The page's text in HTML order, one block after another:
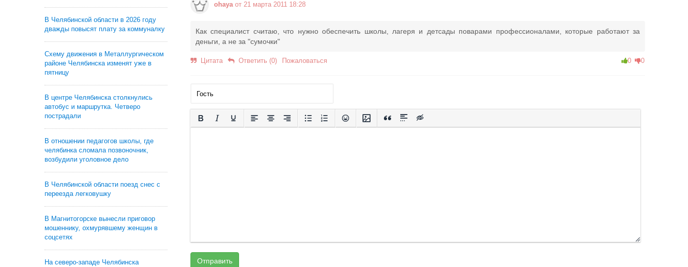
В Челябинской области в 2026 году
дважды повысят плату за коммуналку
Схему движения в Металлургическом
районе Челябинска изменят уже в
пятницу
В центре Челябинска столкнулись
автобус и маршрутка. Четверо
пострадали
В отношении педагогов школы, где
челябинка сломала позвоночник,
возбудили уголовное дело
В Челябинской области поезд снес с
переезда легковушку
В Магнитогорске вынесли приговор
мошеннику, охмурявшему женщин в
соцсетях
На северо-западе Челябинска
ohayaот 21 марта 2011 18:28
Как специалист считаю, что нужно обеспечить школы, лагеря и детсады поварами профессионалами, которые работают за
деньги, а не за "сумочки"
Цитата Ответить (0) Пожаловаться 0 0
Отправить